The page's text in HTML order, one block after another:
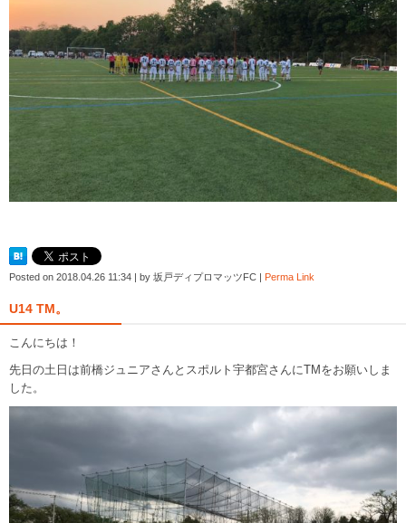
Posted on 2018.04.26 11:34 | by 坂戸ディプロマッツFC | Perma Link
U14 TM。
こんにちは！
先日の土日は前橋ジュニアさんとスポルト宇都宮さんにTMをお願いしま
した。